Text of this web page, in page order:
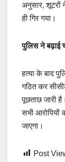
अनुसार, शूटरों
ही गिर गया।
पुलिस ने बढ़ाई
हत्या के बाद
गठित कर
पूछताछ जारी
सभी आरोपियों
जाएगा।
Post